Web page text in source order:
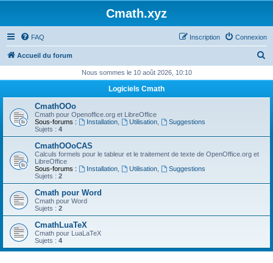
Cmath.xyz
FAQ Connexion
Inscription
Accueil du forum
h
r
Nous sommes le 10 août 2026, 10:10
Logiciels Cmath
CmathOOo
Cmath pour Openoffice.org et LibreOffice
Sous-forums :
Installation, Utilisation,
Suggestions
Sujets : 4
CmathOOoCAS
Calculs formels pour le tableur et le traitement de texte de OpenOffice.org et
LibreOffice
Sous-forums :
Installation, Utilisation,
Suggestions
Sujets : 2
Cmath pour Word
Cmath pour Word
Sujets : 2
CmathLuaTeX
Cmath pour LuaLaTeX
Sujets : 4